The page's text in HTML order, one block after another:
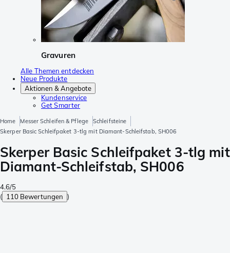
Gravuren
Alle Themen entdecken
Neue Produkte
Aktionen & Angebote
Kundenservice
Get Smarter
Home Messer Schleifen & Pflege
Schleifsteine
Skerper Basic Schleifpaket 3-tlg mit Diamant-Schleifstab, SH006
Skerper Basic Schleifpaket 3-tlg mit
Diamant-Schleifstab, SH006
4.6/5
( 110 Bewertungen )